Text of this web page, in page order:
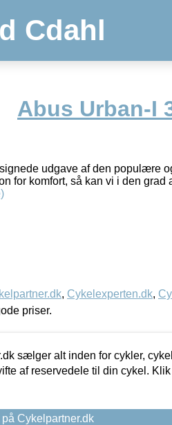
Cdahl
Abus Urban-I
udgave af den populære
for komfort, så kan vi i den grad
, Cykelexperten.dk,
priser.
sælger alt inden for cykler,
af reservedele til din cykel.
Cykelpartner.dk